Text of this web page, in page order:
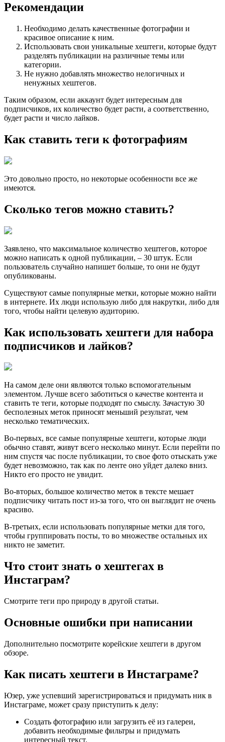
Рекомендации
Необходимо делать качественные фотографии и
красивое описание к ним.
Использовать свои уникальные хештеги, которые будут
разделять публикации на различные темы или
категории.
Не нужно добавлять множество нелогичных и
ненужных хештегов.
Таким образом, если аккаунт будет интересным для
подписчиков, их количество будет расти, а соответственно,
будет расти и число лайков.
Как ставить теги к фотографиям
Это довольно просто, но некоторые особенности все же
имеются.
Сколько тегов можно ставить?
Заявлено, что максимальное количество хештегов, которое
можно написать к одной публикации, – 30 штук. Если
пользователь случайно напишет больше, то они не будут
опубликованы.
Существуют самые популярные метки, которые можно найти
в интернете. Их люди использую либо для накрутки, либо для
того, чтобы найти целевую аудиторию.
Как использовать хештеги для набора
подписчиков и лайков?
На самом деле они являются только вспомогательным
элементом. Лучше всего заботиться о качестве контента и
ставить те теги, которые подходят по смыслу. Зачастую 30
бесполезных меток приносят меньший результат, чем
несколько тематических.
Во-первых, все самые популярные хештеги, которые люди
обычно ставят, живут всего несколько минут. Если перейти по
ним спустя час после публикации, то свое фото отыскать уже
будет невозможно, так как по ленте оно уйдет далеко вниз.
Никто его просто не увидит.
Во-вторых, большое количество меток в тексте мешает
подписчику читать пост из-за того, что он выглядит не очень
красиво.
В-третьих, если использовать популярные метки для того,
чтобы группировать посты, то во множестве остальных их
никто не заметит.
Что стоит знать о хештегах в
Инстаграм?
Смотрите теги про природу в другой статьи.
Основные ошибки при написании
Дополнительно посмотрите корейские хештеги в другом
обзоре.
Как писать хештеги в Инстаграме?
Юзер, уже успевший зарегистрироваться и придумать ник в
Инстаграме, может сразу приступить к делу:
Создать фотографию или загрузить её из галереи,
добавить необходимые фильтры и придумать
интересный текст.